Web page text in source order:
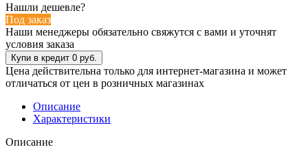
Нашли дешевле?
Под заказ
Наши менеджеры обязательно свяжутся с вами и уточнят
условия заказа
Цена действительна только для интернет-магазина и может
отличаться от цен в розничных магазинах
Описание
Характеристики
Описание